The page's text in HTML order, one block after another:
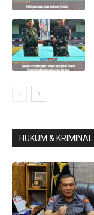
HUKUM & KRIMINAL